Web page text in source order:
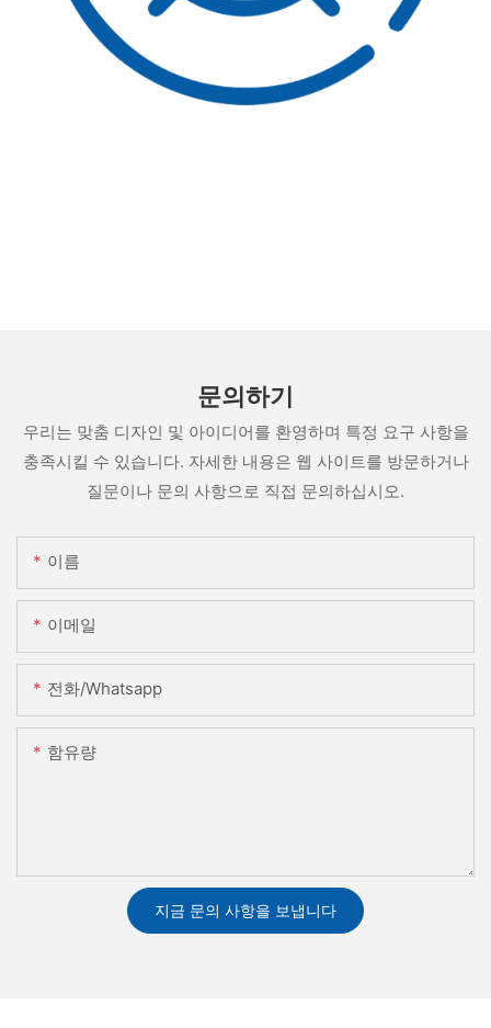
문의하기
우리는 맞춤 디자인 및 아이디어를 환영하며 특정 요구 사항을
충족시킬 수 있습니다. 자세한 내용은 웹 사이트를 방문하거나
질문이나 문의 사항으로 직접 문의하십시오.
이름
이메일
전화/whatsapp
함유량
지금 문의 사항을 보냅니다